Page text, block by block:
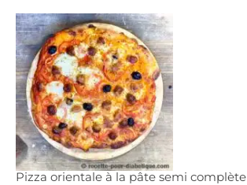
Pizza orientale à la pâte semi complète